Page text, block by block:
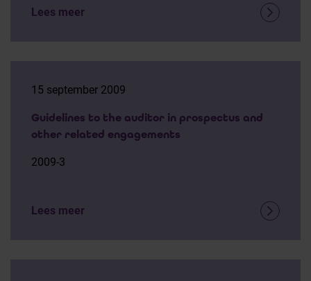
Lees meer
15 september 2009
Guidelines to the auditor in prospectus and
other related engagements
2009-3
Lees meer